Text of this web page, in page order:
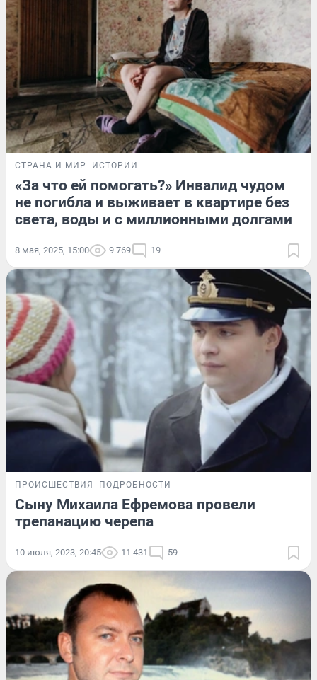
СТРАНА И МИР ИСТОРИИ
«За что ей помогать?» Инвалид чудом
не погибла и выживает в квартире без
света, воды и с миллионными долгами
8 мая, 2025, 15:00 9 769 19
ПРОИСШЕСТВИЯ ПОДРОБНОСТИ
Сыну Михаила Ефремова провели
трепанацию черепа
10 июля, 2023, 20:45 11 431 59